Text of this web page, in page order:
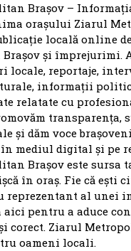
Brașov –
orașului Ziarul
locală online
și împrejurimi.
locale, reportaje,
informații
relatate cu
transparența,
și dăm voce
mediul digital și pe
Brașov este sursa
în oraș. Fie că ești
reprezentant al unei
aici pentru a aduce
corect. Ziarul
oameni locali.